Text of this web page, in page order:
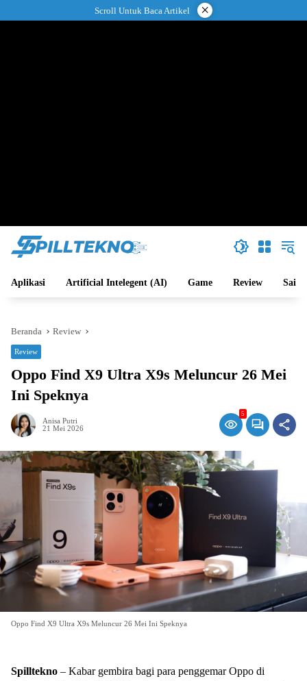
ke
Scroll Untuk Baca Artikel ×
Aplikasi Artificial Intelegent (AI) Game Review Sains
Beranda Review
Review
Oppo Find X9 Ultra X9s Meluncur 26 Mei
Ini Speknya
Anisa Putri
21 Mei 2026
5
Oppo Find X9 Ultra X9s Meluncur 26 Mei Ini Speknya
Spilltekno – Kabar gembira bagi para penggemar Oppo di